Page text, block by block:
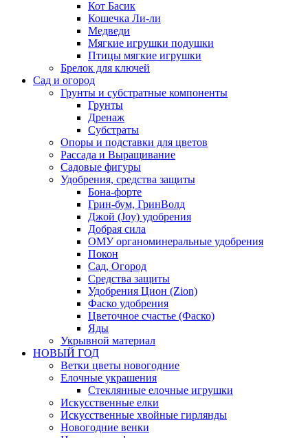
Кот Басик
Кошечка Ли-ли
Медведи
Мягкие игрушки подушки
Птицы мягкие игрушки
Брелок для ключей
Сад и огород
Грунты и субстратные компоненты
Грунты
Дренаж
Субстраты
Опоры и подставки для цветов
Рассада и Выращивание
Садовые фигуры
Удобрения, средства защиты
Бона-форте
Грин-бум, ГринВолд
Джой (Joy) удобрения
Добрая сила
ОМУ органоминеральные удобрения
Покон
Сад, Огород
Средства защиты
Удобрения Цион (Zion)
Фаско удобрения
Цветочное счастье (Фаско)
Яды
Укрывной материал
НОВЫЙ ГОД
Ветки цветы новогодние
Елочные украшения
Стеклянные елочные игрушки
Искусственные елки
Искусственные хвойные гирлянды
Новогодние венки